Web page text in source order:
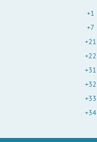
+1
+7
+21
+22
+31
+32
+33
+34